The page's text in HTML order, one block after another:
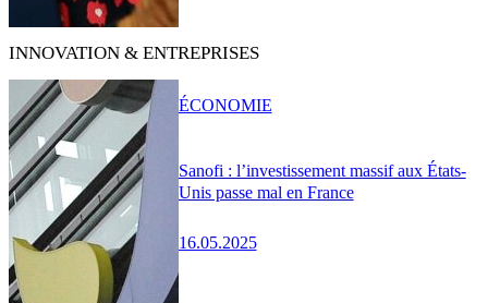
INNOVATION & ENTREPRISES
Sanofi : l’investissement massif aux États-
Unis passe mal en France
16.05.2025
ÉCONOMIE